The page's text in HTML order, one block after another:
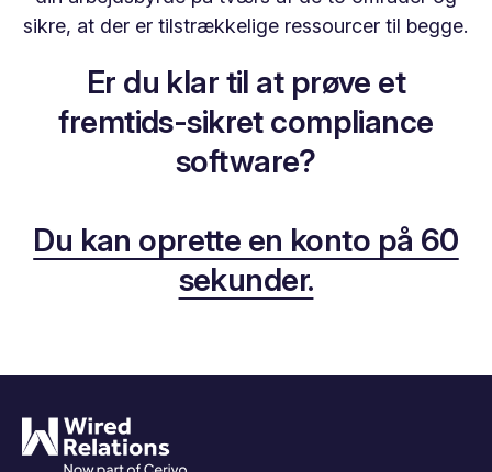
sikre, at der er tilstrækkelige ressourcer til begge.
Er du klar til at prøve et
fremtids-sikret compliance
software?
Du kan oprette en konto på 60
sekunder.